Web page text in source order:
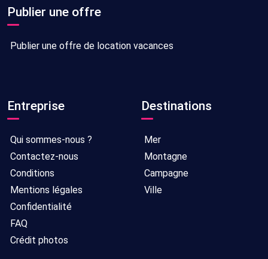
Publier une offre
Publier une offre de location vacances
Entreprise
Qui sommes-nous ?
Contactez-nous
Conditions
Mentions légales
Confidentialité
FAQ
Crédit photos
Destinations
Mer
Montagne
Campagne
Ville